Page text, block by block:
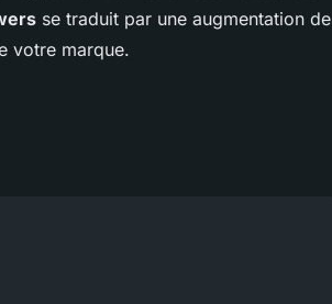
se traduit par une augmentation de
votre marque.